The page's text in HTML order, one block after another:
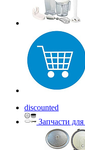
discounted
Запчасти